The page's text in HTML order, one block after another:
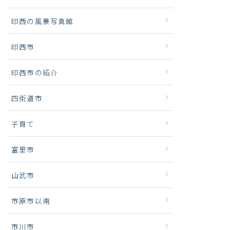
印西の風景写真館
印西市
印西市の紹介
四街道市
子育て
富里市
山武市
市原市以南
市川市